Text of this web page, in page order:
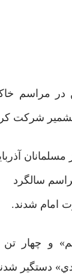
مراسم
شرکت
مسلمانان
سالگرد
امام شدند.
و چهار تن
دستگير